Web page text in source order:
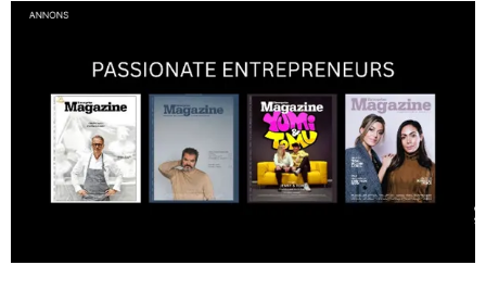
Här i Sverige så finns det en bred mix av olika nationaliteter från hela